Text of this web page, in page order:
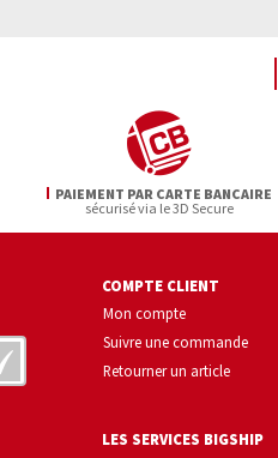
PAIEMENT PAR CARTE BANCAIRE
sécurisé via le 3D Secure
COMPTE CLIENT
Mon compte
Suivre une commande
Retourner un article
LES SERVICES BIGSHIP